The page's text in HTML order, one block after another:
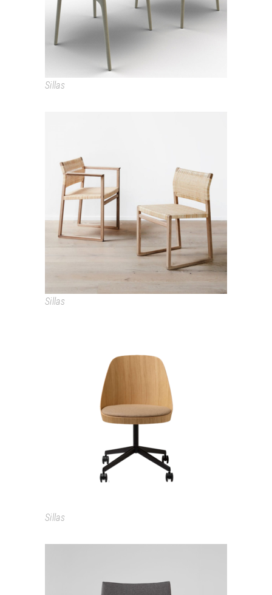
Sillas
BM61 – BM62
Sillas
KAIAK
Sillas